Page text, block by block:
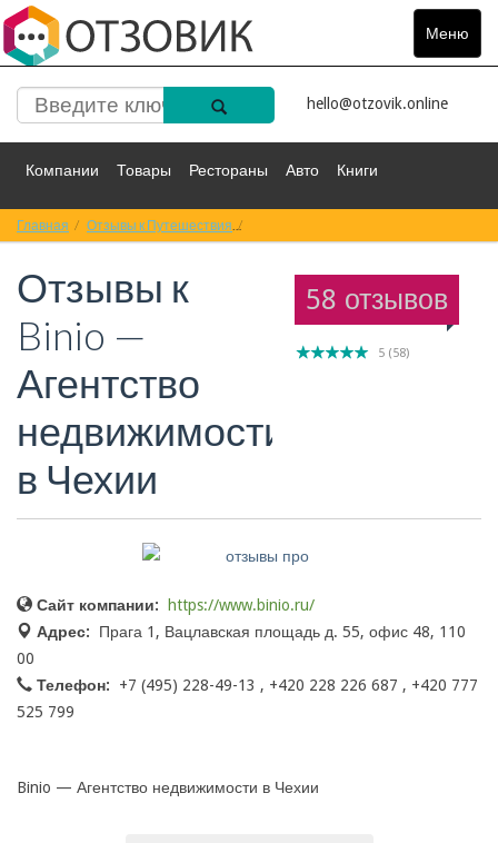
Меню
Toggle
hello@otzovik.online
Компании Товары Рестораны Авто Книги
Спорт Фильмы Деньги Путешествия
Красота Здоровье
Главная Отзывы к Путешествия
58 отзывов
5 (58)
Отзывы к
Binio —
Агентство
недвижимости
в Чехии
Сайт компании:
https://www.binio.ru/
Адрес:
Прага 1, Вацлавская площадь д. 55, офис 48, 110
00
Телефон:
+7 (495) 228-49-13 , +420 228 226 687 , +420 777
525 799
Binio — Агентство недвижимости в Чехии